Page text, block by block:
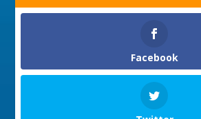
Facebook